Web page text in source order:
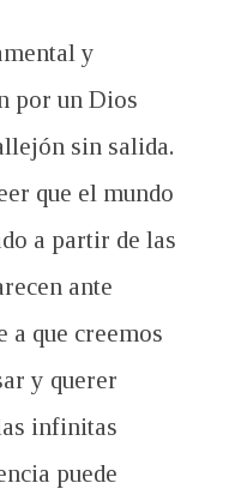
y
por un Dios
sin salida.
que el mundo
a partir de las
ante
a que creemos
y querer
infinitas
puede